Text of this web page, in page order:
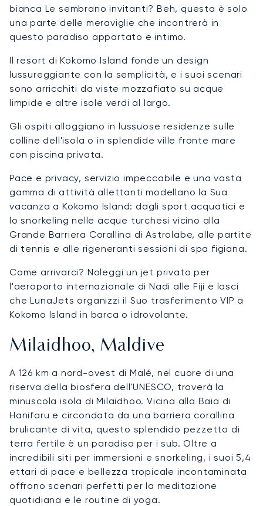
bianca Le sembrano invitanti? Beh, questa è solo
una parte delle meraviglie che incontrerà in
questo paradiso appartato e intimo.
Il resort di Kokomo Island fonde un design
lussureggiante con la semplicità, e i suoi scenari
sono arricchiti da viste mozzafiato su acque
limpide e altre isole verdi al largo.
Gli ospiti alloggiano in lussuose residenze sulle
colline dell'isola o in splendide ville fronte mare
con piscina privata.
Pace e privacy, servizio impeccabile e una vasta
gamma di attività allettanti modellano la Sua
vacanza a Kokomo Island: dagli sport acquatici e
lo snorkeling nelle acque turchesi vicino alla
Grande Barriera Corallina di Astrolabe, alle partite
di tennis e alle rigeneranti sessioni di spa figiana.
Come arrivarci? Noleggi un jet privato per
l'aeroporto internazionale di Nadi alle Fiji e lasci
che LunaJets organizzi il Suo trasferimento VIP a
Kokomo Island in barca o idrovolante.
Milaidhoo, Maldive
A 126 km a nord-ovest di Malé, nel cuore di una
riserva della biosfera dell'UNESCO, troverà la
minuscola isola di Milaidhoo. Vicina alla Baia di
Hanifaru e circondata da una barriera corallina
brulicante di vita, questo splendido pezzetto di
terra fertile è un paradiso per i sub. Oltre a
incredibili siti per immersioni e snorkeling, i suoi 5,4
ettari di pace e bellezza tropicale incontaminata
offrono scenari perfetti per la meditazione
quotidiana e le routine di yoga.